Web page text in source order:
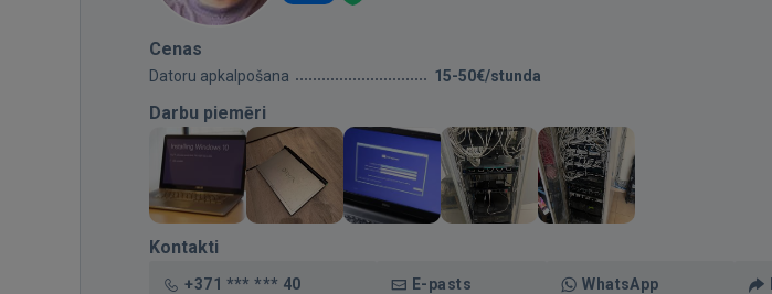
Cenas
Datoru apkalpošana 15-50€/stunda
Darbu piemēri
Kontakti
+371 *** *** 40 E-pasts WhatsApp